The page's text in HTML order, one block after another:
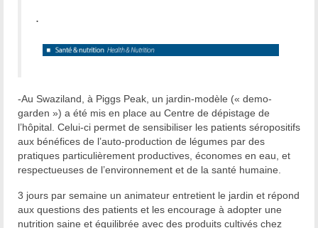
.
-Au Swaziland, à Piggs Peak, un jardin-modèle (« demo-
garden ») a été mis en place au Centre de dépistage de
l’hôpital. Celui-ci permet de sensibiliser les patients séropositifs
aux bénéfices de l’auto-production de légumes par des
pratiques particulièrement productives, économes en eau, et
respectueuses de l’environnement et de la santé humaine.
3 jours par semaine un animateur entretient le jardin et répond
aux questions des patients et les encourage à adopter une
nutrition saine et équilibrée avec des produits cultivés chez